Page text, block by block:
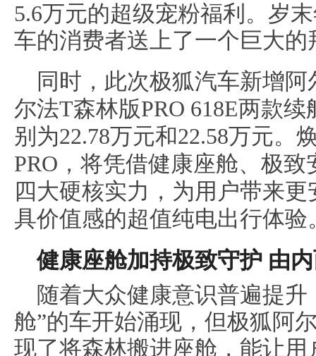
5.6万元的超级宠粉福利。岁
车的消费者送上了一个巨大的
同时，此次极狐汽车新增阿
尔法T森林版PRO 618E两款
别为22.78万元和22.58万元。
PRO，将凭借健康座舱、极
四大硬核实力，为用户带来
具价值感的超值纯电出行体验
健康座舱加持极致守护 由
随着大众健康意识普遍提
舱”的车开始涌现，但极狐阿
现了将森林搬进座舱，能让